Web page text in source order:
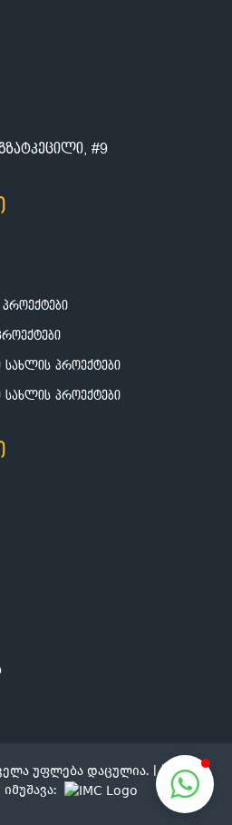
#9
პროექტები
პროექტები
ყველა უფლება დაცულია. |საიტის
იმუშავა: